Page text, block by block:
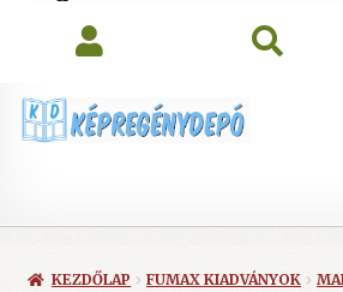
KEZDŐLAP FUMAX KIADVÁNYOK